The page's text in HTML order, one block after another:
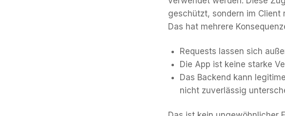
geschützt, sondern im Client
Das hat mehrere
Requests lassen sich
Die App ist keine starke
Das Backend kann
nicht zuverlässig